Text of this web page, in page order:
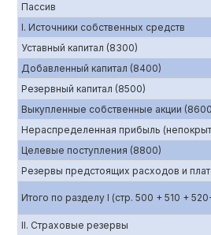
Пассив
I. Источники собственных средств
Уставный капитал (8300)
Добавленный капитал (8400)
Резервный капитал (8500)
Выкупленные собственные акции
Нераспределенная прибыль
Целевые поступления (8800)
Резервы предстоящих расходов и
Итого по разделу I (стр. 500 + 510 +
II. Страховые резервы